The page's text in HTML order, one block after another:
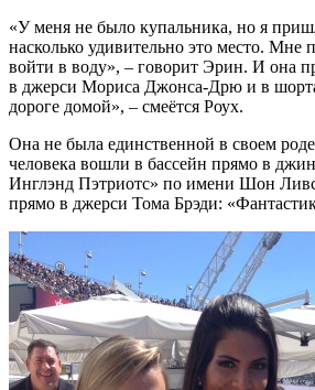
«У меня не было купальника, но я
насколько удивительно это место. Мне
войти в воду», – говорит Эрин. И она
в джерси Мориса Джонса-Дрю и в
дороге домой», – смеётся Роух.
Она не была единственной в своем
человека вошли в бассейн прямо в
Инглэнд Пэтриотс» по имени Шон
прямо в джерси Тома Брэди: